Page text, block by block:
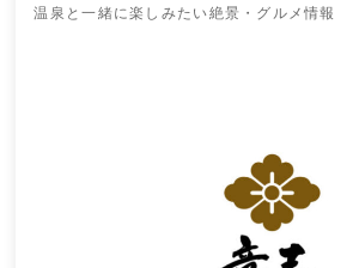
温泉と一緒に楽しみたい絶景・グルメ情報